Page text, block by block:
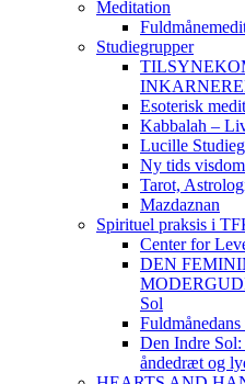
Meditation
Studiegrupper
Esoterisk
Kabbalah –
Lucille
Ny tids
Tarot,
Mazdaznan
Spirituel praksis i
Center for
DEN
Sol
Den Indre
åndedræt og